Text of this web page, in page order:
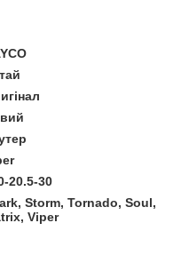
20.5-30
Storm, Tornado, Soul,
Viper